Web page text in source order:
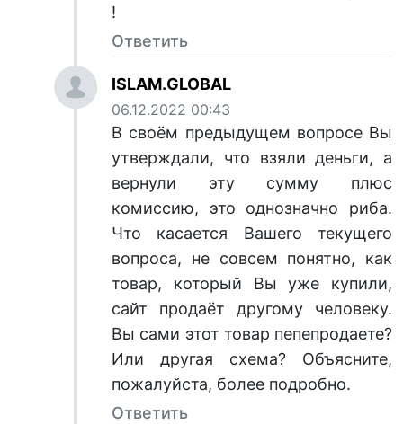
!
Ответить
ISLAM.GLOBAL
06.12.2022 00:43
В своём предыдущем вопросе Вы
утверждали, что взяли деньги, а
вернули эту сумму плюс
комиссию, это однозначно риба.
Что касается Вашего текущего
вопроса, не совсем понятно, как
товар, который Вы уже купили,
сайт продаёт другому человеку.
Вы сами этот товар пепепродаете?
Или другая схема? Объясните,
пожалуйста, более подробно.
Ответить